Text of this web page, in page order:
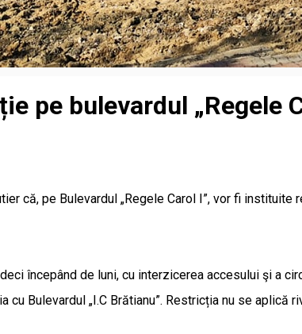
pe bulevardul „Regele
că, pe Bulevardul „Regele Carol I”, vor fi
începând de luni, cu interzicerea accesului şi a
Bulevardul „I.C Brătianu”. Restricția nu se aplică